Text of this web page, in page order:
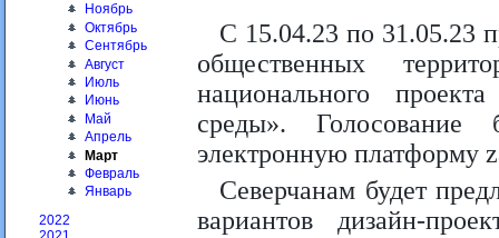
Ноябрь
Октябрь
Сентябрь
Август
Июль
Июнь
Май
Апрель
Март
Февраль
Январь
2022
С 15.04.23 по 31.05.23
общественных
национального
среды». Голосование
электронную платформу
Северчанам будет
вариантов дизайн-